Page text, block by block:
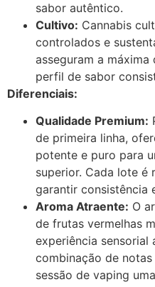
sabor autêntico.
Cultivo: Cannabis
controlados e
asseguram a
perfil de sabor
Diferenciais:
Qualidade Premium:
de primeira linha,
potente e puro para
superior. Cada lote é
garantir consistência
Aroma Atraente: O
de frutas vermelhas
experiência sensorial
combinação de
sessão de vaping